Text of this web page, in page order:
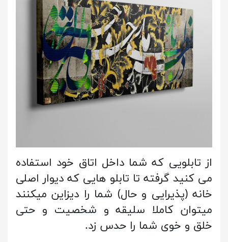
از تابلویی که شما داخل اتاق خود استفاده
می کنید گرفته تا تابلو هایی که دیوار اصلی
خانه (پذیرایی و حال) شما را دیزاین میکنند
میتوان کاملا سلیقه و شخصیت و حتی
خلق و خوی شما را حدس زد.